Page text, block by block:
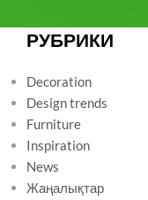
РУБРИКИ
Decoration
Design trends
Furniture
Inspiration
News
Жаңалықтар